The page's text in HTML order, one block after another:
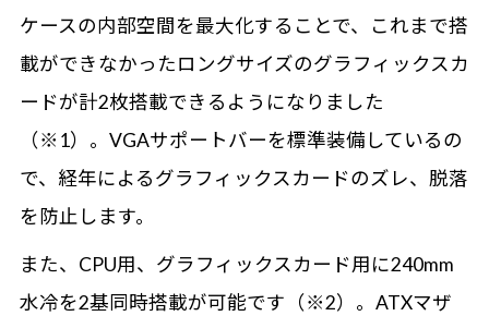
ケースの内部空間を最大化することで、これまで搭
載ができなかったロングサイズのグラフィックスカ
ードが計2枚搭載できるようになりました
（※1）。VGAサポートバーを標準装備しているの
で、経年によるグラフィックスカードのズレ、脱落
を防止します。
また、CPU用、グラフィックスカード用に240mm
水冷を2基同時搭載が可能です（※2）。ATXマザ